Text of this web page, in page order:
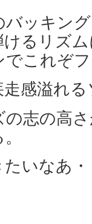
ッキン
るリズ
でこれぞ
感溢れ
志の高
いなあ